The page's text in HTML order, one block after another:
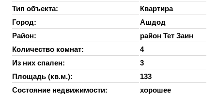
Тип объекта:
Квартира
Город:
Ашдод
Район:
район Тет Заин‎
Количество комнат:
4
Из них спален:
3
Площадь (кв.м.):
133
Состояние недвижимости:
хорошее